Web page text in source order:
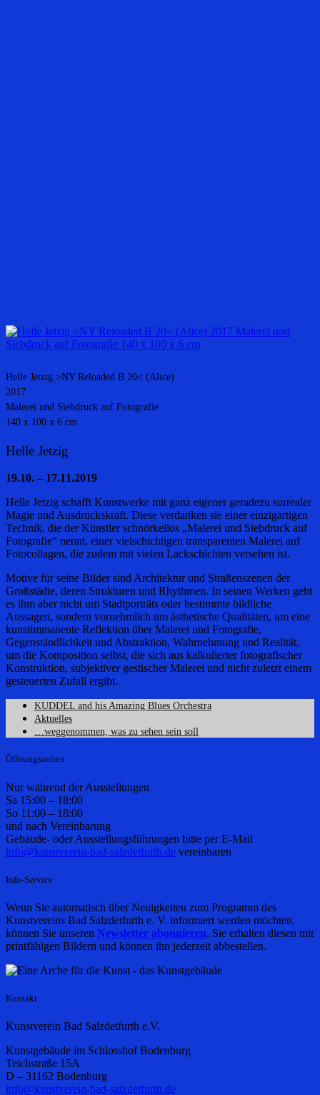
Helle Jetzig >NY Reloaded B 20< (Alice)
2017
Malerei und Siebdruck auf Fotografie
140 x 100 x 6 cm
Helle Jetzig
19.10. – 17.11.2019
Helle Jetzig schafft Kunstwerke mit ganz eigener geradezu surrealer
Magie und Ausdruckskraft. Diese verdanken sie einer einzigartigen
Technik, die der Künstler schnörkellos „Malerei und Siebdruck auf
Fotografie“ nennt, einer vielschichtigen transparenten Malerei auf
Fotocollagen, die zudem mit vielen Lackschichten versehen ist.
Motive für seine Bilder sind Architektur und Straßenszenen der
Großstädte, deren Strukturen und Rhythmen. In seinen Werken geht
es ihm aber nicht um Stadtporträts oder bestimmte bildliche
Aussagen, sondern vornehmlich um ästhetische Qualitäten, um eine
kunstimmanente Reflektion über Malerei und Fotografie,
Gegenständlichkeit und Abstraktion, Wahrnehmung und Realität,
um die Komposition selbst, die sich aus kalkulierter fotografischer
Konstruktion, subjektiver gestischer Malerei und nicht zuletzt einem
gesteuerten Zufall ergibt.
KUDDEL and his Amazing Blues Orchestra
Aktuelles
…weggenommen, was zu sehen sein soll
Öffnungszeiten
Nur während der Ausstellungen
Sa 15:00 – 18:00
So 11:00 – 18:00
und nach Vereinbarung
Gebäude- oder Ausstellungsführungen bitte per E-Mail
info@kunstverein-bad-salzdetfurth.de vereinbaren
Info-Service
Wenn Sie automatisch über Neuigkeiten zum Programm des
Kunstvereins Bad Salzdetfurth e. V. informiert werden möchten,
können Sie unseren Newsletter abonnieren. Sie erhalten diesen mit
printfähigen Bildern und können ihn jederzeit abbestellen.
Kontakt
Kunstverein Bad Salzdetfurth e.V.
Kunstgebäude im Schlosshof Bodenburg
Teichstraße 15A
D – 31162 Bodenburg
info@kunstverein-bad-salzdetfurth.de